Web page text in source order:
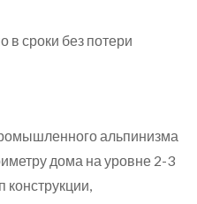
в сроки без потери
альпинизма
дома на уровне 2-3